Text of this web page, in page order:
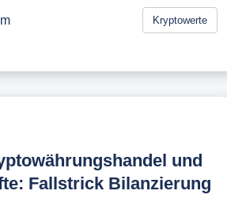
Kryptowerte
und
Fallstrick Bilanzierung